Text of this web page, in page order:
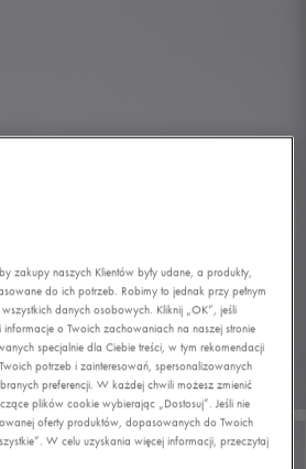
zakupy naszych Klientów były udane, a produkty,
do ich potrzeb. Robimy to jednak przy pełnym
danych osobowych. Kliknij „OK”, jeśli
o Twoich zachowaniach na naszej stronie
specjalnie dla Ciebie treści, w tym rekomendacji
potrzeb i zainteresowań, spersonalizowanych
preferencji. W każdej chwili możesz zmienić
plików cookie wybierając „Dostosuj”. Jeśli nie
oferty produktów, dopasowanych do Twoich
W celu uzyskania więcej informacji, przeczytaj